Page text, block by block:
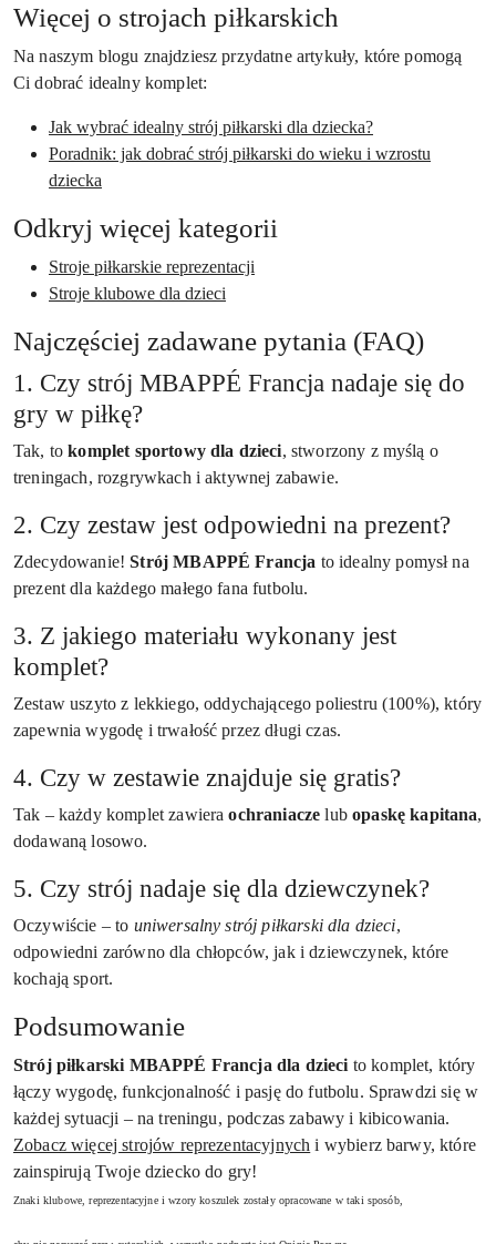
Więcej o strojach piłkarskich
Na naszym blogu znajdziesz przydatne artykuły, które pomogą
Ci dobrać idealny komplet:
Jak wybrać idealny strój piłkarski dla dziecka?
Poradnik: jak dobrać strój piłkarski do wieku i wzrostu
dziecka
Odkryj więcej kategorii
Stroje piłkarskie reprezentacji
Stroje klubowe dla dzieci
Najczęściej zadawane pytania (FAQ)
1. Czy strój MBAPPÉ Francja nadaje się do
gry w piłkę?
Tak, tokomplet sportowy dla dzieci, stworzony z myślą o
treningach, rozgrywkach i aktywnej zabawie.
2. Czy zestaw jest odpowiedni na prezent?
Zdecydowanie!Strój MBAPPÉ Francja to idealny pomysł na
prezent dla każdego małego fana futbolu.
3. Z jakiego materiału wykonany jest
komplet?
Zestaw uszyto z lekkiego, oddychającego poliestru (100%), który
zapewnia wygodę i trwałość przez długi czas.
4. Czy w zestawie znajduje się gratis?
Tak – każdy komplet zawieraochraniacze lubopaskę kapitana,
dodawaną losowo.
5. Czy strój nadaje się dla dziewczynek?
Oczywiście – to uniwersalny strój piłkarski dla dzieci,
odpowiedni zarówno dla chłopców, jak i dziewczynek, które
kochają sport.
Podsumowanie
Strój piłkarski MBAPPÉ Francja dla dzieci to komplet, który
łączy wygodę, funkcjonalność i pasję do futbolu. Sprawdzi się w
każdej sytuacji – na treningu, podczas zabawy i kibicowania.
Zobacz więcej strojów reprezentacyjnych i wybierz barwy, które
zainspirują Twoje dziecko do gry!
Znaki klubowe, reprezentacyjne i wzory koszulek zostały opracowane w taki sposób,